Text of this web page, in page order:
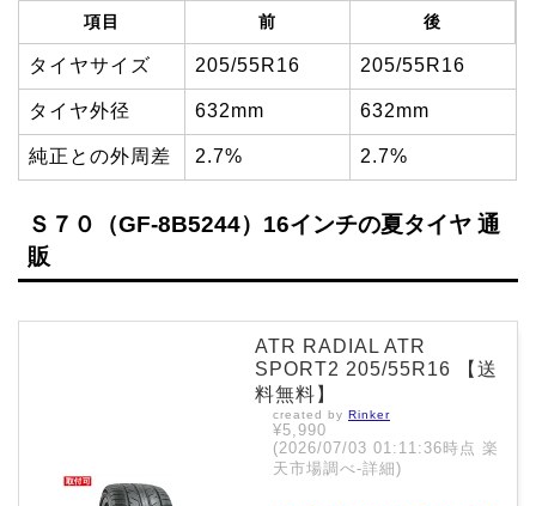
項目 前 後
タイヤサイズ 205/55R16 205/55R16
タイヤ外径 632mm 632mm
純正との外周差 2.7% 2.7%
Ｓ７０（GF-8B5244）16インチの夏タイヤ 通
販
ATR RADIAL ATR
SPORT2 205/55R16 【送
料無料】
created by Rinker
¥5,990
(2026/07/03 01:11:36時点 楽
天市場調べ-詳細)